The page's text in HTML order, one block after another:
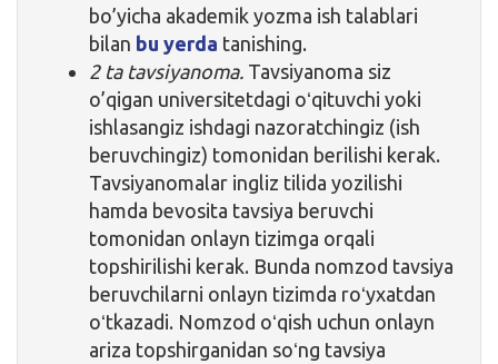
bo’yicha akademik yozma ish talablari
bilan bu yerda tanishing.
2 ta tavsiyanoma. Tavsiyanoma siz
o’qigan universitetdagi oʻqituvchi yoki
ishlasangiz ishdagi nazoratchingiz (ish
beruvchingiz) tomonidan berilishi kerak.
Tavsiyanomalar ingliz tilida yozilishi
hamda bevosita tavsiya beruvchi
tomonidan onlayn tizimga orqali
topshirilishi kerak. Bunda nomzod tavsiya
beruvchilarni onlayn tizimda roʻyxatdan
oʻtkazadi. Nomzod oʻqish uchun onlayn
ariza topshirganidan soʻng tavsiya